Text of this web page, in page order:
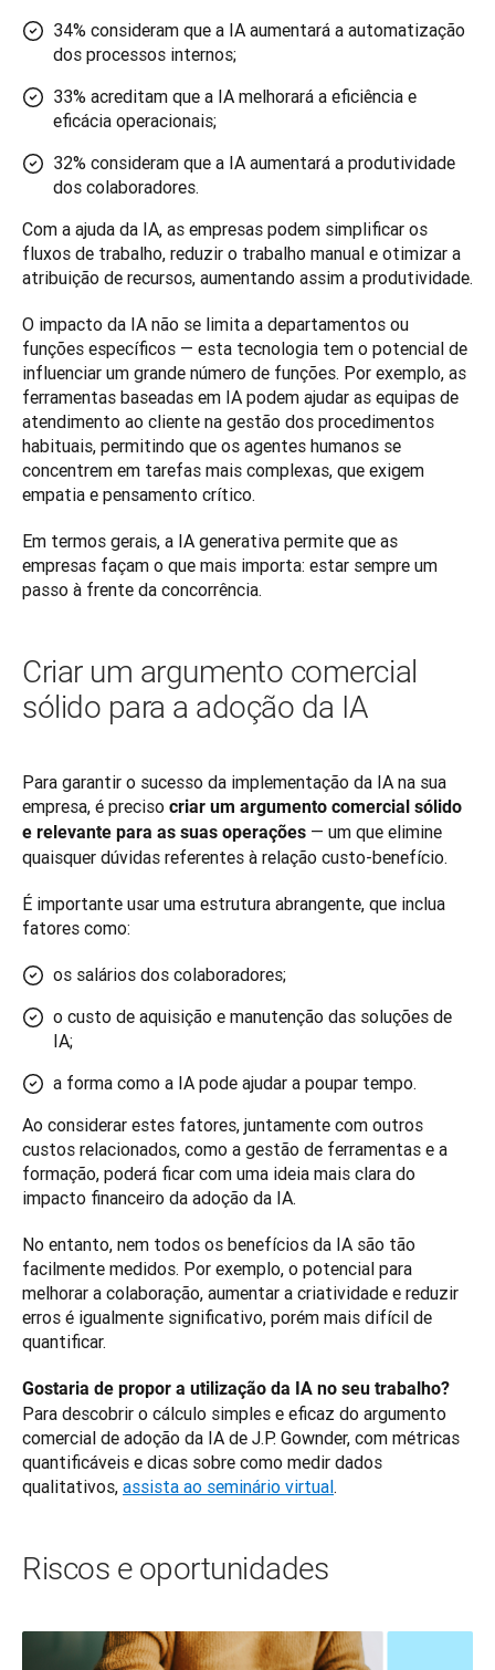
34% consideram que a IA aumentará a automatização
dos processos internos;
33% acreditam que a IA melhorará a eficiência e
eficácia operacionais;
32% consideram que a IA aumentará a produtividade
dos colaboradores.
Com a ajuda da IA, as empresas podem simplificar os
fluxos de trabalho, reduzir o trabalho manual e otimizar a
atribuição de recursos, aumentando assim a produtividade.
O impacto da IA não se limita a departamentos ou
funções específicos — esta tecnologia tem o potencial de
influenciar um grande número de funções. Por exemplo, as
ferramentas baseadas em IA podem ajudar as equipas de
atendimento ao cliente na gestão dos procedimentos
habituais, permitindo que os agentes humanos se
concentrem em tarefas mais complexas, que exigem
empatia e pensamento crítico.
Em termos gerais, a IA generativa permite que as
empresas façam o que mais importa: estar sempre um
passo à frente da concorrência.
Criar um argumento comercial
sólido para a adoção da IA
Para garantir o sucesso da implementação da IA na sua
empresa, é preciso criar um argumento comercial sólido
e relevante para as suas operações — um que elimine
quaisquer dúvidas referentes à relação custo-benefício.
É importante usar uma estrutura abrangente, que inclua
fatores como:
os salários dos colaboradores;
o custo de aquisição e manutenção das soluções de
IA;
a forma como a IA pode ajudar a poupar tempo.
Ao considerar estes fatores, juntamente com outros
custos relacionados, como a gestão de ferramentas e a
formação, poderá ficar com uma ideia mais clara do
impacto financeiro da adoção da IA.
No entanto, nem todos os benefícios da IA são tão
facilmente medidos. Por exemplo, o potencial para
melhorar a colaboração, aumentar a criatividade e reduzir
erros é igualmente significativo, porém mais difícil de
quantificar.
Gostaria de propor a utilização da IA no seu trabalho?
Para descobrir o cálculo simples e eficaz do argumento
comercial de adoção da IA de J.P. Gownder, com métricas
quantificáveis e dicas sobre como medir dados
qualitativos, assista ao seminário virtual.
Riscos e oportunidades